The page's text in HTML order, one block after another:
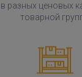
разных ценовых
товарной